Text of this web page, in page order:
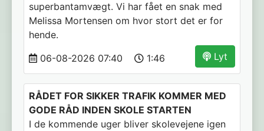
superbantamvægt. Vi har fået en snak med
Melissa Mortensen om hvor stort det er for
hende.
Lyt
06-08-2026 07:40 1:46
RÅDET FOR SIKKER TRAFIK KOMMER MED
GODE RÅD INDEN SKOLE STARTEN
I de kommende uger bliver skolevejene igen